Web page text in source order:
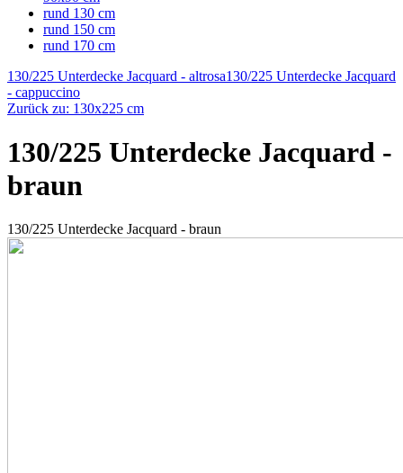
rund 130 cm
rund 150 cm
rund 170 cm
130/225 Unterdecke Jacquard - altrosa130/225 Unterdecke Jacquard
- cappuccino
Zurück zu: 130x225 cm
130/225 Unterdecke Jacquard -
braun
130/225 Unterdecke Jacquard - braun